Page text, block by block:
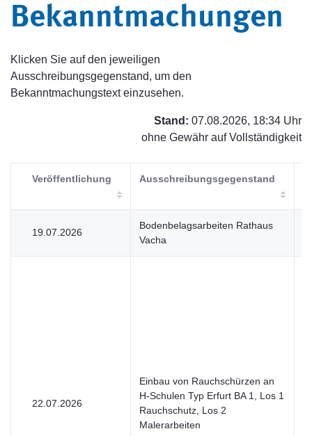
Bekanntmachungen
Klicken Sie auf den jeweiligen
Ausschreibungsgegenstand, um den
Bekanntmachungstext einzusehen.
Stand: 07.08.2026, 18:34 Uhr
ohne Gewähr auf Vollständigkeit
Veröffentlichung Ausschreibungsgegenstand
19.07.2026
Bodenbelagsarbeiten Rathaus
Vacha
22.07.2026
Einbau von Rauchschürzen an
H-Schulen Typ Erfurt BA 1, Los 1
Rauchschutz, Los 2
Malerarbeiten